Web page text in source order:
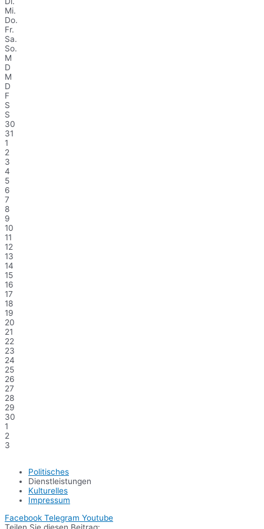
Mi.
Do.
Fr.
Sa.
So.
M
D
M
D
F
S
S
30
31
1
2
3
4
5
6
7
8
9
10
11
12
13
14
15
16
17
18
19
20
21
22
23
24
25
26
27
28
29
30
1
2
3
Politisches
Dienstleistungen
Kulturelles
Impressum
Facebook Telegram Youtube